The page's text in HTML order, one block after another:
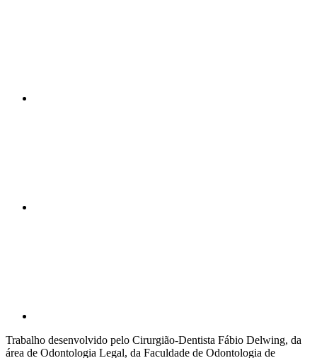
Trabalho desenvolvido pelo Cirurgião-Dentista Fábio Delwing, da
área de Odontologia Legal, da Faculdade de Odontologia de